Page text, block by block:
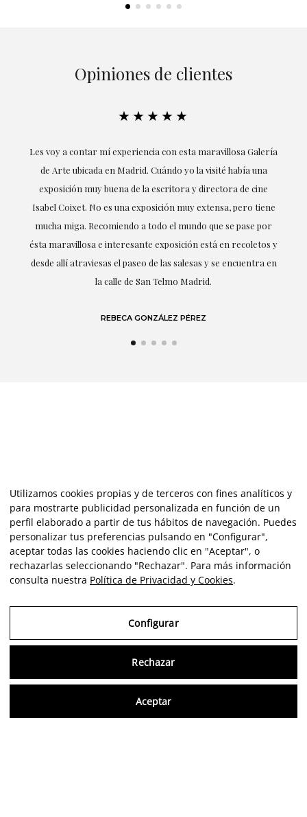
Opiniones de clientes
★★★★★
Excepcional. María me ha acompañado en todo momento en
la obtención de la obra y desde el inicio ha sabido entender
mis gustos y necesidades, la cercanía, la empatía y la
profesionalidad han estado presentes en cada momento,
destacando (por supuesto) el amor y conocimiento sobre lo
que habla: el arte.
LAURA GUTIÉRREZ
Utilizamos cookies propias y de terceros con fines analíticos y
para mostrarte publicidad personalizada en función de un
perfil elaborado a partir de tus hábitos de navegación. Puedes
personalizar tus preferencias pulsando en "Configurar",
aceptar todas las cookies haciendo clic en "Aceptar", o
rechazarlas seleccionando "Rechazar". Para más información
consulta nuestra Política de Privacidad y Cookies.
Configurar
Rechazar
Aceptar